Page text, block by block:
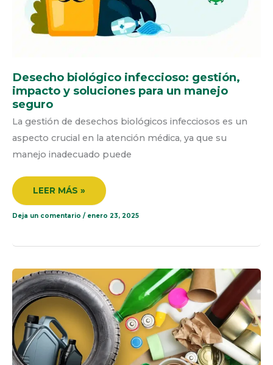
Desecho biológico infeccioso: gestión,
impacto y soluciones para un manejo
seguro
La gestión de desechos biológicos infecciosos es un
aspecto crucial en la atención médica, ya que su
manejo inadecuado puede
LEER MÁS »
Deja un comentario / enero 23, 2025
LEY
REP
(RESPONSABILIDAD
EXTENDIDA
DEL
PRODUCTOR):
UNA
GUÍA
COMPLETA
PARA
SU
IMPLEMENTACIÓN